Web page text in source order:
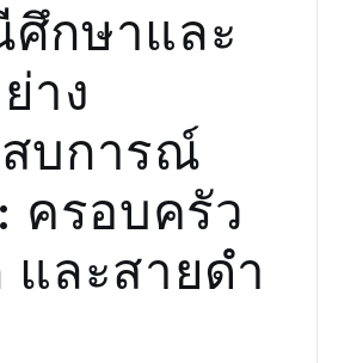
กษาและ
าง
บการณ์
ครอบครัว
และสายดำ